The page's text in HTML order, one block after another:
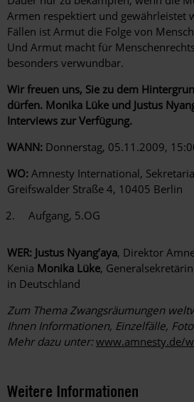
Armen respektiert und gewährleistet
Fällen ist Armut die Folge von
Und Armut macht für
besonders verwundbar.
Wir freuen uns, Sie zu dem
dürfen. Monika Lüke und Justus
Interviews zur Verfügung.
WANN: Donnerstag, 05.11.2009,
WO: Amnesty International,
Greifswalder Straße 4, 10405 Berlin
Aufgang, 5.OG
WER: Justus Nyang’aya, Direktor
Kenia Monika Lüke,
in Deutschland
Zum Thema Zwangsräumungen
Ihnen Informationen, Einzelfälle,
Mehr dazu unter: www.amnesty.de/
Weitere Informationen